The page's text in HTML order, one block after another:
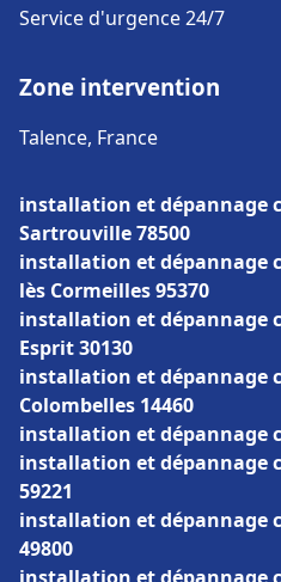
Service d'urgence 24/7
Zone intervention
Talence, France
installation et dépannage
Sartrouville 78500
installation et dépannage
lès Cormeilles 95370
installation et dépannage
Esprit 30130
installation et dépannage
Colombelles 14460
installation et dépannage
installation et dépannage
59221
installation et dépannage
49800